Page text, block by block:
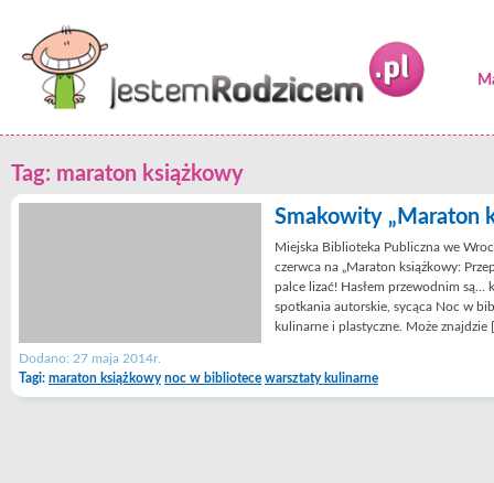
Tag: maraton książkowy
Smakowity „Maraton
Miejska Biblioteka Publiczna we
czerwca na „Maraton książkowy:
palce lizać! Hasłem przewodnim są…
spotkania autorskie, sycąca Noc w
kulinarne i plastyczne. Może znajdzie
Dodano: 27 maja 2014r.
Tagi: maraton książkowy noc w bibliotece warsztaty kulinarne